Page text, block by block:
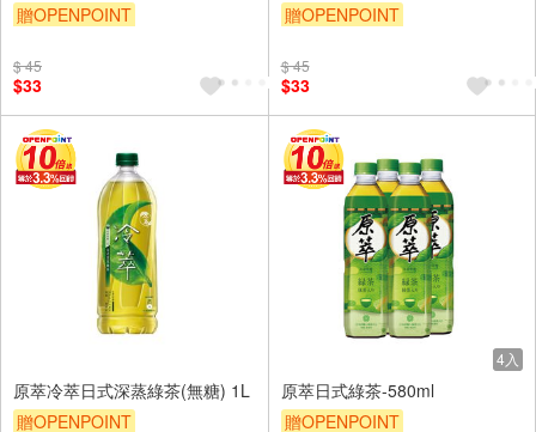
贈OPENPOINT
滿額9折
$ 45
$33
贈OPENPOINT
滿額9折
$ 45
$33
原萃冷萃日式深蒸綠茶(無糖) 1L
贈OPENPOINT
4入
原萃日式綠茶-580ml
贈OPENPOINT